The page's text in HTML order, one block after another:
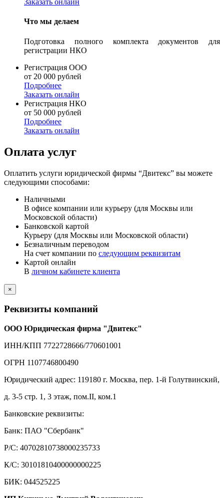
Заказать онлайн
Что мы делаем
Подготовка полного комплекта документов для
регистрации НКО
Регистрация ООО
от 20 000 рублей
Подробнее
Заказать онлайн
Регистрация НКО
от 50 000 рублей
Подробнее
Заказать онлайн
Оплата услуг
Оплатить услуги юридической фирмы “Двитекс” вы можете
следующими способами:
Наличными
В офисе компании или курьеру (для Москвы или
Московской области)
Банковской картой
Курьеру (для Москвы или Московской области)
Безналичным переводом
На счет компании по следующим реквизитам
Картой онлайн
В личном кабинете клиента
×
Реквизиты компаний
ООО Юридическая фирма "Двитекс"
ИНН/КПП 7722728666/770601001
ОГРН 1107746800490
Юридический адрес: 119180 г. Москва, пер. 1-й Голутвинский,
д. 3-5 стр. 1, 3 этаж, пом.II, ком.1
Банковские реквизиты:
Банк: ПАО "Сбербанк"
Р/С: 40702810738000235733
К/С: 30101810400000000225
БИК: 044525225